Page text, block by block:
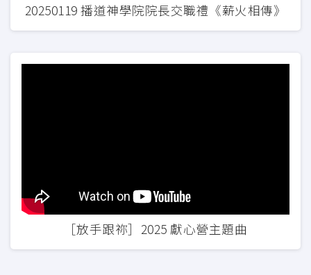
20250119 播道神學院院長交職禮《薪火相傳》
［放手跟祢］2025 獻心營主題曲